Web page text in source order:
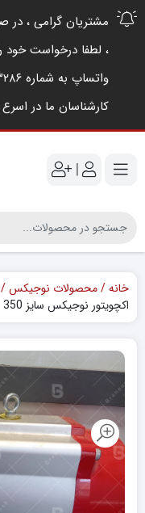
مشتریان گرامی ،
، لطفا درخواست خود
کارشناسان ما در
|
خانه محصولات نوجیکس
اکچویتور نوجیکس سایز 350